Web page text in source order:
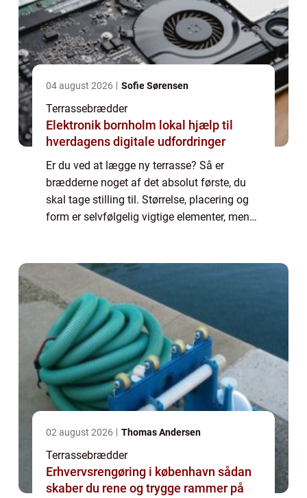
04 august 2026 Sofie Sørensen
Terrassebrædder
Elektronik bornholm lokal hjælp til
hverdagens digitale udfordringer
Er du ved at lægge ny terrasse? Så er
brædderne noget af det absolut første, du
skal tage stilling til. Størrelse, placering og
form er selvfølgelig vigtige elementer, men
02 august 2026 Thomas Andersen
Terrassebrædder
Erhvervsrengøring i københavn sådan
skaber du rene og trygge rammer på